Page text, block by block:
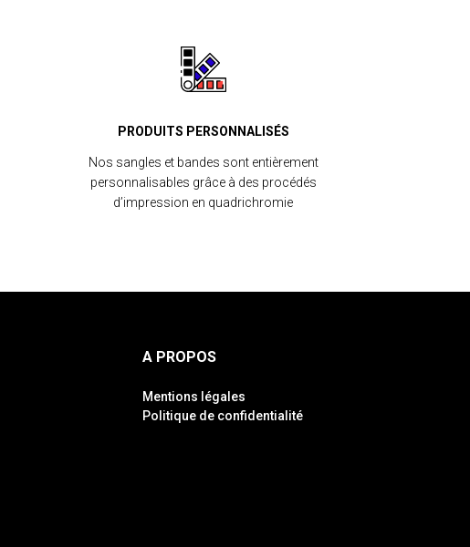
PRODUITS PERSONNALISÉS
Nos sangles et bandes sont entièrement
personnalisables grâce à des procédés
d’impression en quadrichromie
A PROPOS
Mentions légales
Politique de confidentialité